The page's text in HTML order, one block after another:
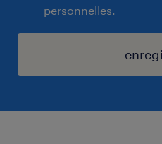
personnelles.